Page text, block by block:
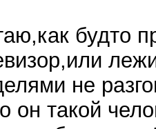
будто
не
он такой